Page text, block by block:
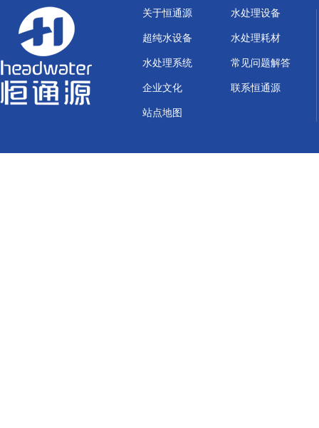
关于恒通源 水处理设备
超纯水设备 水处理耗材
水处理系统 常见问题解答
企业文化 联系恒通源
站点地图